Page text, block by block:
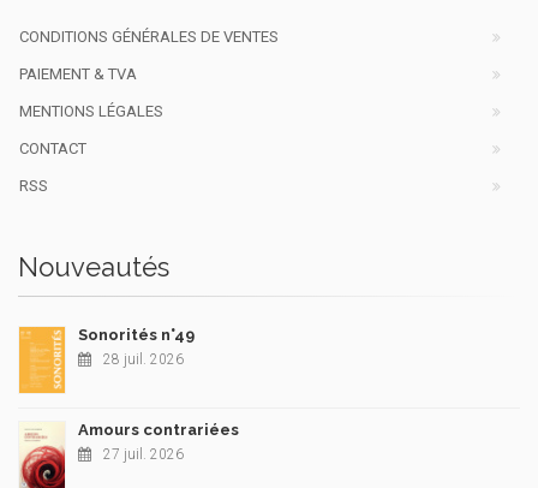
CONDITIONS GÉNÉRALES DE VENTES
PAIEMENT & TVA
MENTIONS LÉGALES
CONTACT
RSS
Nouveautés
Sonorités n°49
28 juil. 2026
Amours contrariées
27 juil. 2026